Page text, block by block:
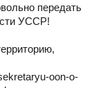
передать
УССР!
oon-o-